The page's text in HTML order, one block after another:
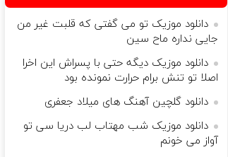
دانلود موزیک تو می گفتی که قلبت غیر من
جایی نداره ماح سین
دانلود موزیک دیگه حتی با پسراش این اخرا
اصلا تو تنش برام حرارت نمونده بود
دانلود گلچین آهنگ های میلاد جعفری
دانلود موزیک شب مهتاب لب دریا سی تو
آواز می خونم